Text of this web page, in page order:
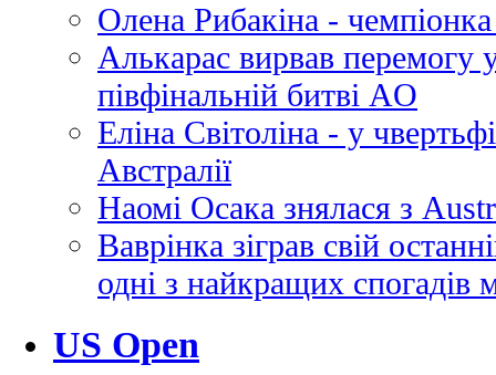
Олена Рибакіна -
Алькарас вирвав перемогу
півфінальній битві AO
Еліна Світоліна - у
Австралії
Наомі Осака знялася з
Ваврінка зіграв свій
одні з найкращих спогадів
US Open